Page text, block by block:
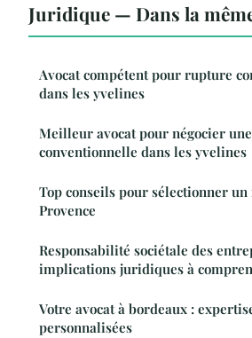
Juridique — Dans la
Avocat compétent pour rupture
dans les yvelines
Meilleur avocat pour négocier
conventionnelle dans les yvelines
Top conseils pour sélectionner
Provence
Responsabilité sociétale des
implications juridiques à
Votre avocat à bordeaux :
personnalisées